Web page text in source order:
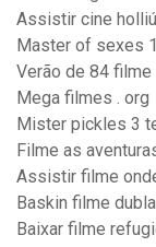
Assistir cine
Master of sexes
Verão de 84
Mega filmes . org
Mister pickles 3
Filme as
Assistir filme
Baskin filme
Baixar filme